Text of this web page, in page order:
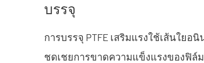
บรรจุ
การบรรจุ PTFE เสริมแรงใช้เส้นใยอ
ชดเชยการขาดความแข็งแรงของฟิล์